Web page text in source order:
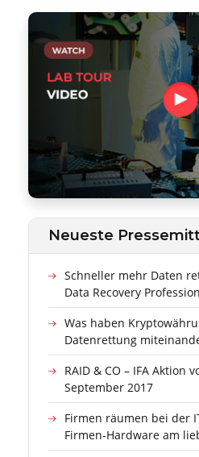
Neueste
Schneller mehr Daten
Data Recovery
Was haben
Datenrettung
RAID & CO – IFA Aktion
September 2017
Firmen räumen bei der
Firmen-Hardware am